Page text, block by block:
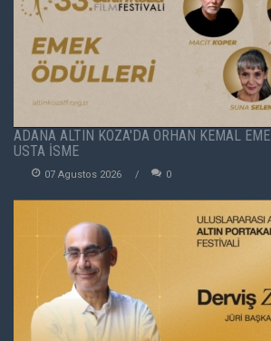
ADANA ALTIN KOZA'DA ORHAN KEMAL
USTA İSME
07 Agustos 2026 0